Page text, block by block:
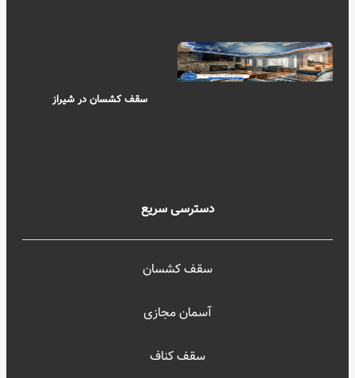
سقف کشسان در شیراز
دسترسی سریع
سقف کشسان
آسمان مجازی
سقف کناف